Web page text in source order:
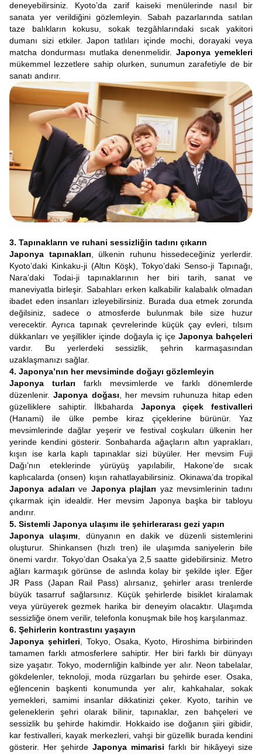
deneyebilirsiniz. Kyoto’da zarif kaiseki menülerinde nasıl bir
sanata yer verildiğini gözlemleyin. Sabah pazarlarında satılan
taze balıkların kokusu, sokak tezgâhlarındaki sıcak yakitori
dumanı sizi etkiler. Japon tatlıları içinde mochi, dorayaki veya
matcha dondurması mutlaka denenmelidir.Japonya yemekleri
mükemmel lezzetlere sahip olurken, sunumun zarafetiyle de bir
sanatı andırır.
3. Tapınakların ve ruhani sessizliğin tadını çıkarın
Japonya tapınakları , ülkenin ruhunu hissedeceğiniz yerlerdir.
Kyoto’daki Kinkaku-ji (Altın Köşk), Tokyo’daki Senso-ji Tapınağı,
Nara’daki Todai-ji tapınaklarının her biri tarih, sanat ve
maneviyatla birleşir. Sabahları erken kalkabilir kalabalık olmadan
ibadet eden insanları izleyebilirsiniz. Burada dua etmek zorunda
değilsiniz, sadece o atmosferde bulunmak bile size huzur
verecektir. Ayrıca tapınak çevrelerinde küçük çay evleri, tılsım
dükkanları ve yeşillikler içinde doğayla iç içe Japonya bahçeleri
vardır. Bu yerlerdeki sessizlik, şehrin karmaşasından
uzaklaşmanızı sağlar.
4. Japonya’nın her mevsiminde doğayı gözlemleyin
Japonya turları farklı mevsimlerde ve farklı dönemlerde
düzenlenir.Japonya doğası , her mevsim ruhunuza hitap eden
güzelliklere sahiptir. İlkbaharda Japonya çiçek festivalleri
(Hanami) ile ülke pembe kiraz çiçeklerine bürünür. Yaz
mevsimlerinde dağlar yeşerir ve festival coşkuları ülkenin her
yerinde kendini gösterir. Sonbaharda ağaçların altın yaprakları,
kışın ise karla kaplı tapınaklar sizi büyüler. Her mevsim Fuji
Dağı’nın eteklerinde yürüyüş yapılabilir, Hakone’de sıcak
kaplıcalarda (onsen) kışın rahatlayabilirsiniz. Okinawa’da tropikal
Japonya adaları ve Japonya plajları yaz mevsimlerinin tadını
çıkarmak için idealdir. Her mevsim Japonya başka bir tabloyu
andırır.
5. Sistemli Japonya ulaşımı ile şehirlerarası gezi yapın
Japonya ulaşımı , dünyanın en dakik ve düzenli sistemlerini
oluşturur. Shinkansen (hızlı tren) ile ulaşımda saniyelerin bile
önemi vardır. Tokyo’dan Osaka’ya 2,5 saatte gidebilirsiniz. Metro
ağları karmaşık görünse de aslında kolay bir şekilde işler. Eğer
JR Pass (Japan Rail Pass) alırsanız, şehirler arası trenlerde
büyük tasarruf sağlarsınız. Küçük şehirlerde bisiklet kiralamak
veya yürüyerek gezmek harika bir deneyim olacaktır. Ulaşımda
sessizliğe önem verilir, telefonla konuşmak bile hoş karşılanmaz.
6. Şehirlerin kontrastını yaşayın
Japonya şehirleri , Tokyo, Osaka, Kyoto, Hiroshima birbirinden
tamamen farklı atmosferlere sahiptir. Her biri farklı bir dünyayı
size yaşatır. Tokyo, modernliğin kalbinde yer alır. Neon tabelalar,
gökdelenler, teknoloji, moda rüzgarları bu şehirde eser. Osaka,
eğlencenin başkenti konumunda yer alır, kahkahalar, sokak
yemekleri, samimi insanlar dikkatinizi çeker. Kyoto, tarihin ve
geleneklerin şehri olarak bilinir, tapınaklar, zen bahçeleri ve
sessizlik bu şehirde hakimdir. Hokkaido ise doğanın şiiri gibidir,
kar festivalleri, kayak merkezleri, vahşi bir güzellik burada kendini
gösterir.
Her şehirde Japonya mimarisi farklı bir hikâyeyi size